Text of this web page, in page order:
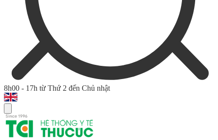
8h00 - 17h từ Thứ 2 đến Chủ nhật